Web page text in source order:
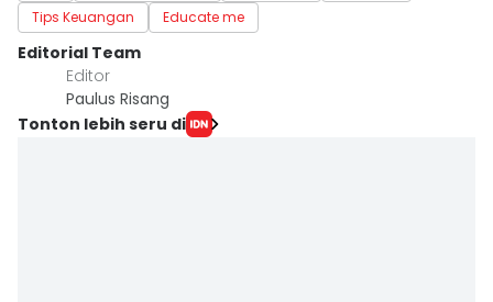
Tips Keuangan
Educate me
Editorial Team
Editor
Paulus Risang
Tonton lebih seru di